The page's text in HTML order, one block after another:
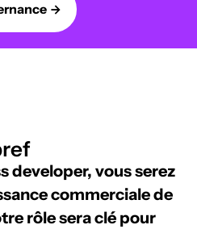
developer, vous serez
commerciale de
rôle sera clé pour